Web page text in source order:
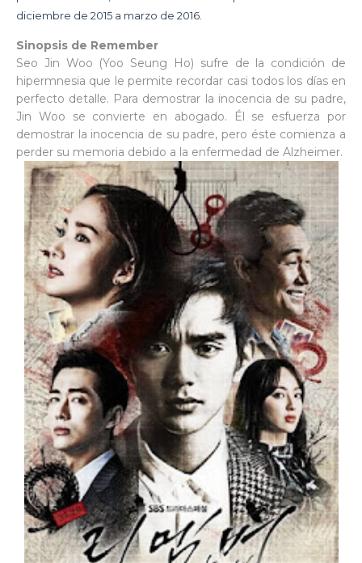
diciembre de 2015 a marzo de 2016.
Sinopsis de Remember
Seo Jin Woo (Yoo Seung Ho) sufre de la condición de
hipermnesia que le permite recordar casi todos los días en
perfecto detalle. Para demostrar la inocencia de su padre,
Jin Woo se convierte en abogado. Él se esfuerza por
demostrar la inocencia de su padre, pero éste comienza a
perder su memoria debido a la enfermedad de Alzheimer.